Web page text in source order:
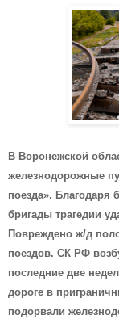
В Воронежской
железнодорожные
поезда». Благодаря
бригады трагедии
Повреждено ж/д
поездов. СК РФ
последние две
дороге в
подорвали